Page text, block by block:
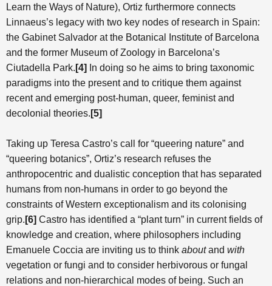
Learn the Ways of Nature), Ortiz furthermore connects
Linnaeus’s legacy with two key nodes of research in Spain:
the Gabinet Salvador at the Botanical Institute of Barcelona
and the former Museum of Zoology in Barcelona’s
Ciutadella Park. [4]
In doing so he aims to bring taxonomic
paradigms into the present and to critique them against
recent and emerging post-human, queer, feminist and
decolonial theories. [5]
Taking up Teresa Castro’s call for “queering nature” and
“queering botanics”, Ortiz’s research refuses the
anthropocentric and dualistic conception that has separated
humans from non-humans in order to go beyond the
constraints of Western exceptionalism and its colonising
grip. [6] Castro has identified a “plant turn” in current fields of
knowledge and creation, where philosophers including
Emanuele Coccia are inviting us to think aboutand with
vegetation or fungi and to consider herbivorous or fungal
relations and non-hierarchical modes of being. Such an